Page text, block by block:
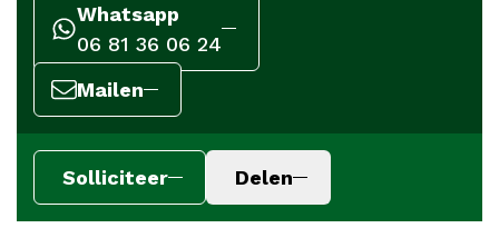
Whatsapp
06 81 36 06 24
Mailen
Solliciteer Delen